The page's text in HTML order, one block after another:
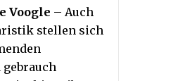
Voogle – Auch
stellen sich